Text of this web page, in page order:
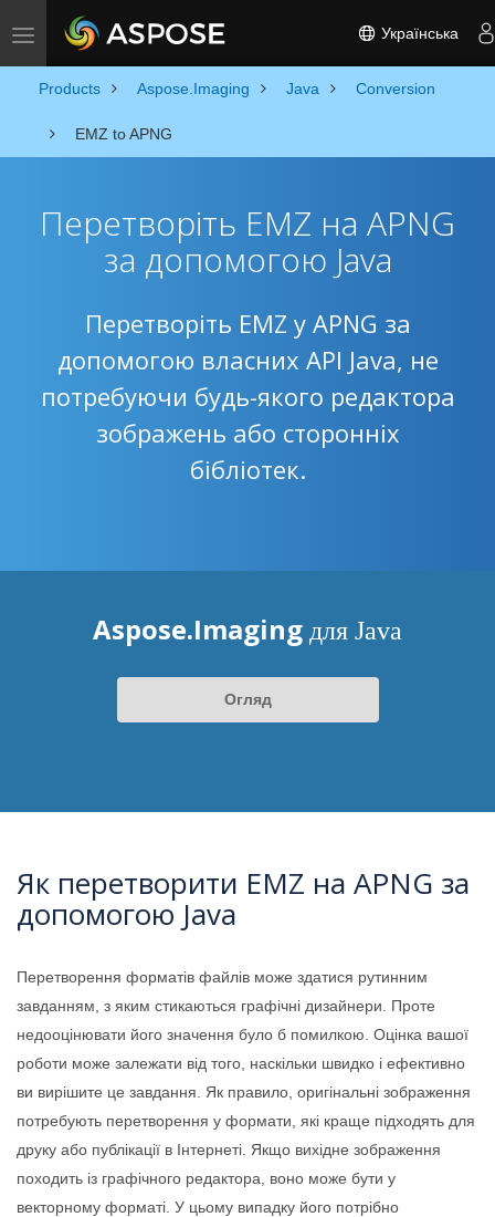
Toggle navigation Українська
Products Aspose.Imaging Java Conversion
EMZ to APNG
Перетворіть EMZ на APNG
за допомогою Java
Перетворіть EMZ у APNG за
допомогою власних API Java, не
потребуючи будь-якого редактора
зображень або сторонніх
бібліотек.
Aspose.Imaging для Java
Огляд
Як перетворити EMZ на APNG за
допомогою Java
Перетворення форматів файлів може здатися рутинним
завданням, з яким стикаються графічні дизайнери. Проте
недооцінювати його значення було б помилкою. Оцінка вашої
роботи може залежати від того, наскільки швидко і ефективно
ви вирішите це завдання. Як правило, оригінальні зображення
потребують перетворення у формати, які краще підходять для
друку або публікації в Інтернеті. Якщо вихідне зображення
походить із графічного редактора, воно може бути у
векторному форматі. У цьому випадку його потрібно